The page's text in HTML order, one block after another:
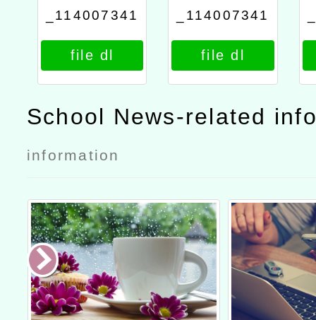
_114007341
2_attach3
file dl
_114007341
2_attach2
file dl
School News-related
information